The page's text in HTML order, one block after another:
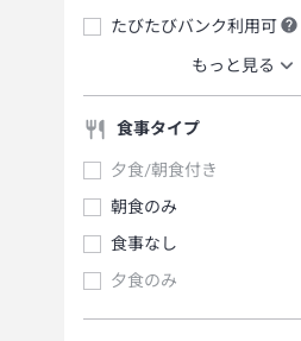
たびたびバンク利用可
もっと見る
食事タイプ
夕食/朝食付き
朝食のみ
食事なし
夕食のみ